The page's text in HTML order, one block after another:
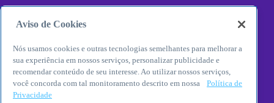
O Curso que você tentou acessar decidiu seguir seu
uma variedade de outros conteúdos disponíveis na
nossa página inicial. Basta clicar no botão abaixo
para descobrir outros cursos e consultorias que vão
te levar a novas dimensões do conhecimento.
Aviso de Cookies
Nós usamos cookies e outras tecnologias semelhantes para melhorar a
sua experiência em nossos serviços, personalizar publicidade e
recomendar conteúdo de seu interesse. Ao utilizar nossos serviços,
você concorda com tal monitoramento descrito em nossa
Política de
Privacidade